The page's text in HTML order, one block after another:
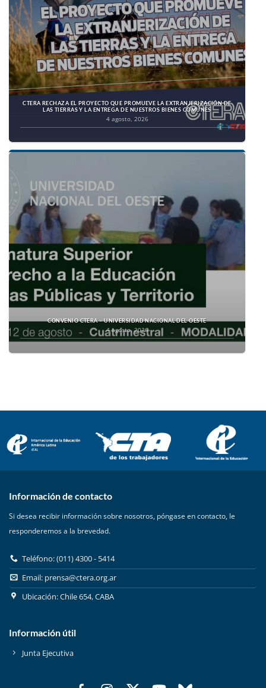
CTERA RECHAZA EL PROYECTO QUE PROMUEVE LA EXTRANJERIZACIÓN DE
LAS TIERRAS Y LA ENTREGA DE NUESTROS BIENES COMUNES
4 agosto, 2026
CONVENIO CTERA – UNIVERSIDAD NACIONAL DEL OESTE
4 agosto, 2026
Información de contacto
Si desea recibir información sobre nosotros, póngase en contacto, le
responderemos a la brevedad.
Teléfono: (011) 4300 - 5414
Email: prensa@ctera.org.ar
Ubicación: Chile 654, CABA
Información útil
Junta Ejecutiva